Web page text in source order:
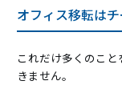
オフィス移転は
これだけ多くのこ
きません。